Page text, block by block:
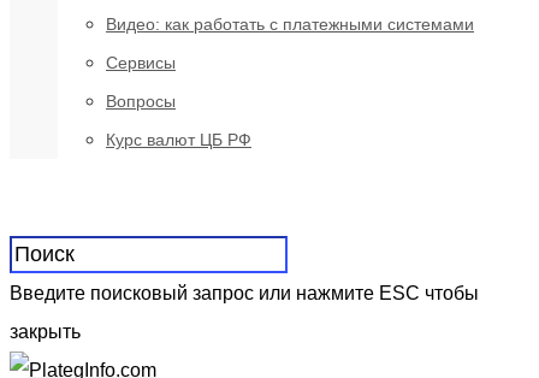
Видео: как работать с платежными системами
Сервисы
Вопросы
Курс валют ЦБ РФ
Введите поисковый запрос или нажмите ESC чтобы
закрыть